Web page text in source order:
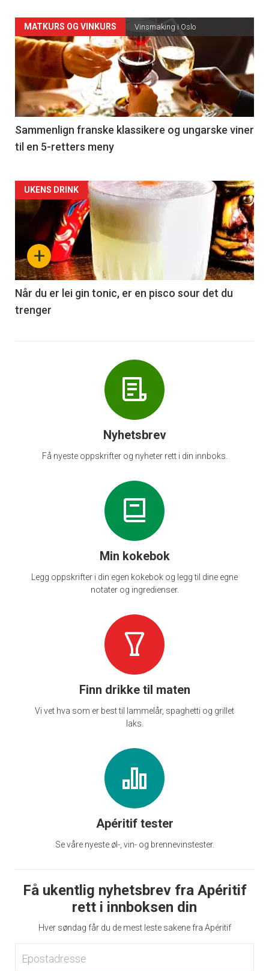
Forsiden
akkurat
nå
-
5
MATKURS OG VINKURS Vinsmaking i Oslo
Sammenlign franske klassikere og ungarske viner
til en 5-retters meny
Forsiden
akkurat
nå
-
6
+
UKENS DRINK
Når du er lei gin tonic, er en pisco sour det du
trenger
Nyhetsbrev
Få nyeste oppskrifter og nyheter rett i din innboks.
Min kokebok
Legg oppskrifter i din egen kokebok og legg til dine egne
notater og ingredienser.
Finn drikke til maten
Vi vet hva som er best til lammelår, spaghetti og grillet
laks.
Apéritif tester
Se våre nyeste øl-, vin- og brennevinstester.
Få ukentlig nyhetsbrev fra Apéritif
rett i innboksen din
Hver søndag får du de mest leste sakene fra Apéritif